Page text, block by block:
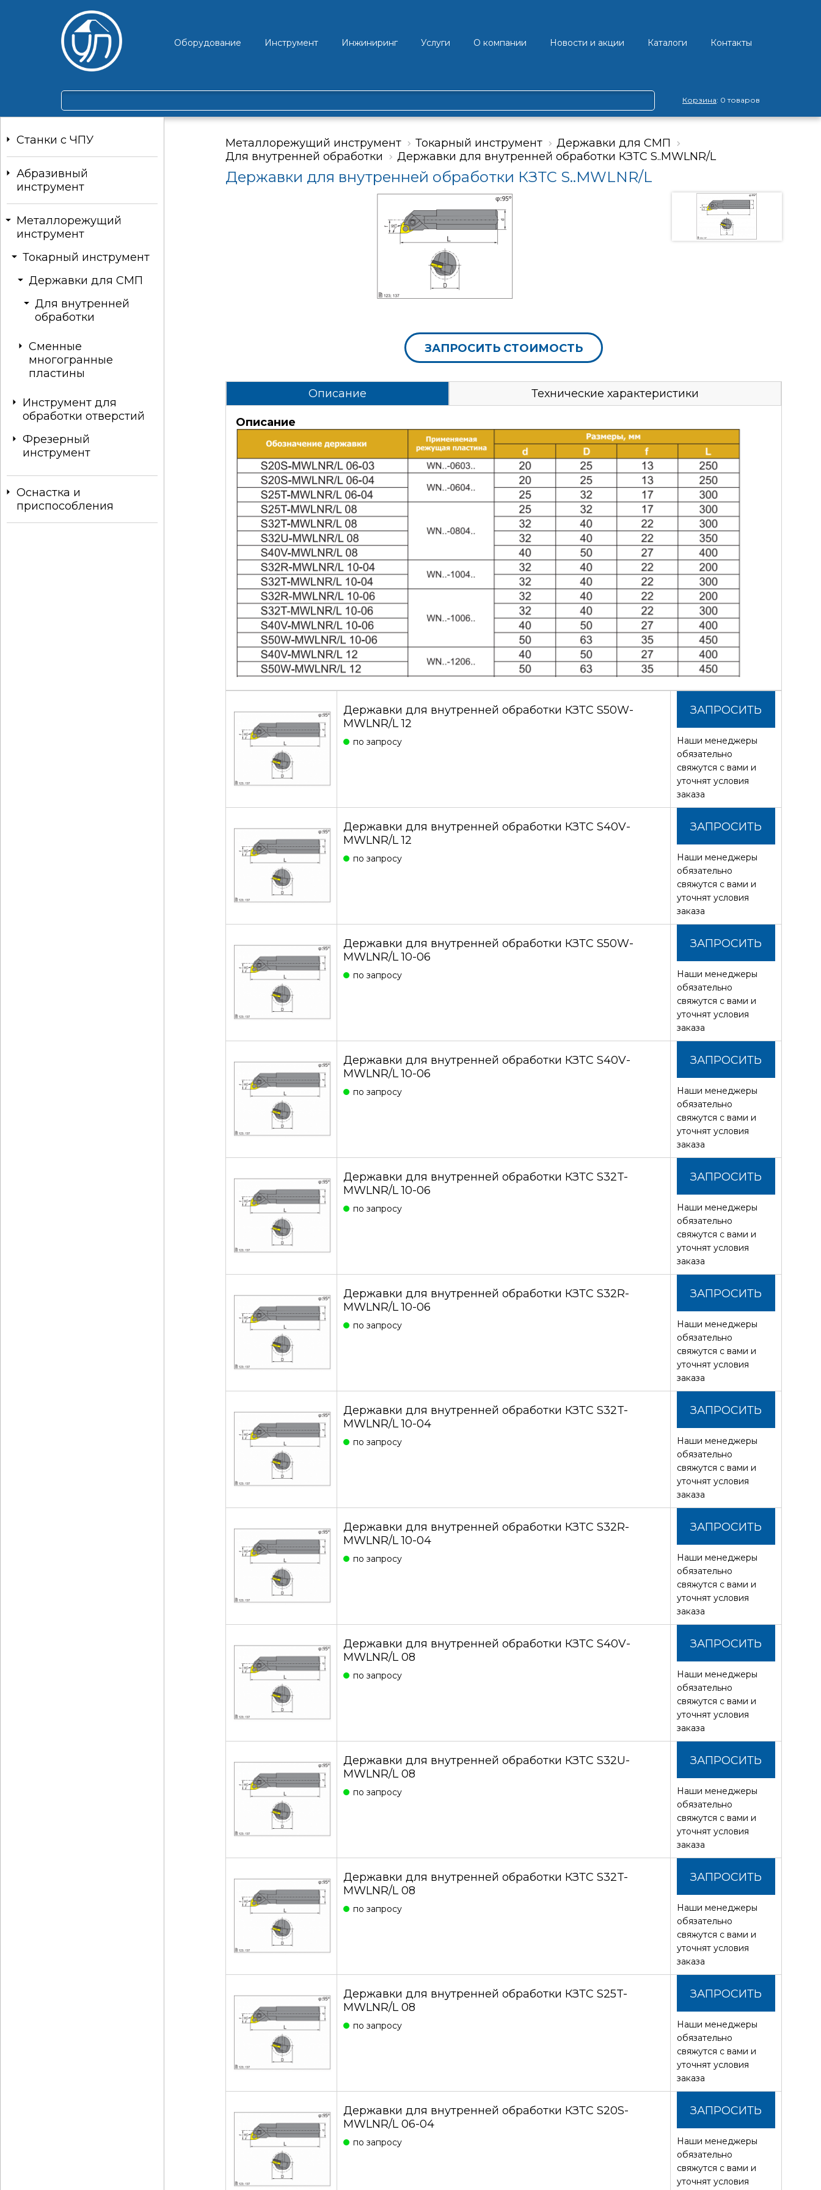
Оборудование Инструмент Инжиниринг Услуги О компании Новости и акции Каталоги Контакты
Корзина: 0 товаров
Станки c ЧПУ
Абразивный
инструмент
Металлорежущий
инструмент
Токарный инструмент
Державки для СМП
Для внутренней
обработки
Сменные
многогранные
пластины
Инструмент для
обработки отверстий
Фрезерный
инструмент
Оснастка и
приспособления
Металлорежущий инструмент Токарный инструмент
Державки для СМП
Для внутренней обработки
Державки для внутренней обработки КЗТС S..MWLNR/L
Державки для внутренней обработки КЗТС S..MWLNR/L
ЗАПРОСИТЬ СТОИМОСТЬ
Описание Технические характеристики
Описание
Державки для внутренней обработки КЗТС S50W-
MWLNR/L 12
по запросу
ЗАПРОСИТЬ
СТОИМОСТЬ
Наши менеджеры
обязательно
свяжутся с вами и
уточнят условия
заказа
Державки для внутренней обработки КЗТС S40V-
MWLNR/L 12
по запросу
ЗАПРОСИТЬ
СТОИМОСТЬ
Наши менеджеры
обязательно
свяжутся с вами и
уточнят условия
заказа
Державки для внутренней обработки КЗТС S50W-
MWLNR/L 10-06
по запросу
ЗАПРОСИТЬ
СТОИМОСТЬ
Наши менеджеры
обязательно
свяжутся с вами и
уточнят условия
заказа
Державки для внутренней обработки КЗТС S40V-
MWLNR/L 10-06
по запросу
ЗАПРОСИТЬ
СТОИМОСТЬ
Наши менеджеры
обязательно
свяжутся с вами и
уточнят условия
заказа
Державки для внутренней обработки КЗТС S32T-
MWLNR/L 10-06
по запросу
ЗАПРОСИТЬ
СТОИМОСТЬ
Наши менеджеры
обязательно
свяжутся с вами и
уточнят условия
заказа
Державки для внутренней обработки КЗТС S32R-
MWLNR/L 10-06
по запросу
ЗАПРОСИТЬ
СТОИМОСТЬ
Наши менеджеры
обязательно
свяжутся с вами и
уточнят условия
заказа
Державки для внутренней обработки КЗТС S32T-
MWLNR/L 10-04
по запросу
ЗАПРОСИТЬ
СТОИМОСТЬ
Наши менеджеры
обязательно
свяжутся с вами и
уточнят условия
заказа
Державки для внутренней обработки КЗТС S32R-
MWLNR/L 10-04
по запросу
ЗАПРОСИТЬ
СТОИМОСТЬ
Наши менеджеры
обязательно
свяжутся с вами и
уточнят условия
заказа
Державки для внутренней обработки КЗТС S40V-
MWLNR/L 08
по запросу
ЗАПРОСИТЬ
СТОИМОСТЬ
Наши менеджеры
обязательно
свяжутся с вами и
уточнят условия
заказа
Державки для внутренней обработки КЗТС S32U-
MWLNR/L 08
по запросу
ЗАПРОСИТЬ
СТОИМОСТЬ
Наши менеджеры
обязательно
свяжутся с вами и
уточнят условия
заказа
Державки для внутренней обработки КЗТС S32T-
MWLNR/L 08
по запросу
ЗАПРОСИТЬ
СТОИМОСТЬ
Наши менеджеры
обязательно
свяжутся с вами и
уточнят условия
заказа
Державки для внутренней обработки КЗТС S25T-
MWLNR/L 08
по запросу
ЗАПРОСИТЬ
СТОИМОСТЬ
Наши менеджеры
обязательно
свяжутся с вами и
уточнят условия
заказа
Державки для внутренней обработки КЗТС S20S-
MWLNR/L 06-04
по запросу
ЗАПРОСИТЬ
СТОИМОСТЬ
Наши менеджеры
обязательно
свяжутся с вами и
уточнят условия